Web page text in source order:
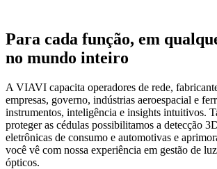
Para cada função, em
no mundo inteiro
A VIAVI capacita operadores de rede,
empresas, governo, indústrias aeroespacial e
instrumentos, inteligência e insights intuitivos.
proteger as cédulas possibilitamos a detecção
eletrônicas de consumo e automotivas e
você vê com nossa experiência em gestão de
ópticos.